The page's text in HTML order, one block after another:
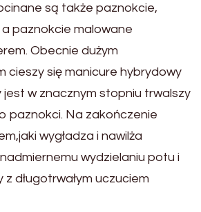
są także paznokcie,
paznokcie malowane
Obecnie dużym
cieszy się manicure hybrydowy
w znacznym stopniu trwalszy
paznokci. Na zakończenie
wygładza i nawilża
wydzielaniu potu i
długotrwałym uczuciem